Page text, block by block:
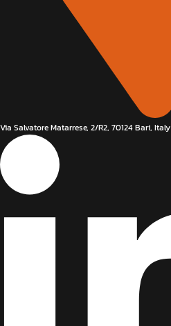
Via Salvatore Matarrese, 2/R2, 70124 Bari, Italy